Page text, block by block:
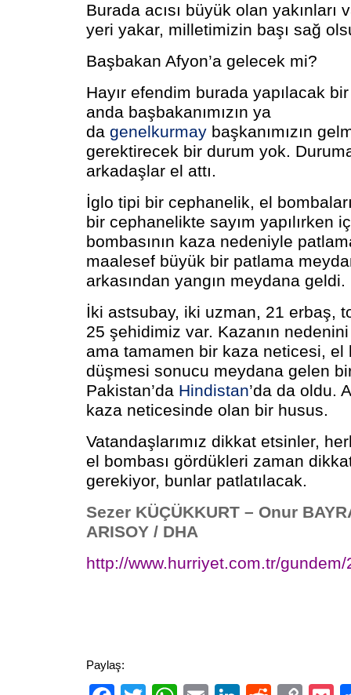
Burada acısı büyük olan yakınları
yeri yakar, milletimizin başı sağ
Başbakan Afyon’a gelecek mi?
Hayır efendim burada yapılacak
anda başbakanımızın ya
da genelkurmay başkanımızın
gerektirecek bir durum yok.
arkadaşlar el attı.
İglo tipi bir cephanelik, el
bir cephanelikte sayım yapılırken
bombasının kaza nedeniyle
maalesef büyük bir patlama
arkasından yangın meydana geldi.
İki astsubay, iki uzman, 21 erbaş,
25 şehidimiz var. Kazanın nedenini
ama tamamen bir kaza neticesi, el
düşmesi sonucu meydana gelen
Pakistan’da Hindistan’da da oldu.
kaza neticesinde olan bir husus.
Vatandaşlarımız dikkat etsinler,
el bombası gördükleri zaman
gerekiyor, bunlar patlatılacak.
Sezer KÜÇÜKKURT – Onur
ARISOY / DHA
http://www.hurriyet.com.tr/
Paylaş: